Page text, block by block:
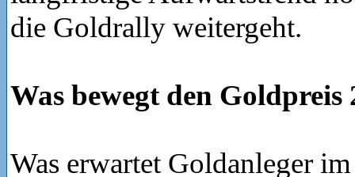
die Goldrally weitergeht.
Was bewegt den Goldpreis
Was erwartet Goldanleger